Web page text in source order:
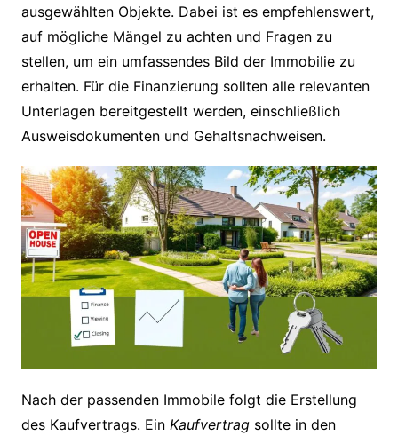
ausgewählten Objekte. Dabei ist es empfehlenswert,
auf mögliche Mängel zu achten und Fragen zu
stellen, um ein umfassendes Bild der Immobilie zu
erhalten. Für die Finanzierung sollten alle relevanten
Unterlagen bereitgestellt werden, einschließlich
Ausweisdokumenten und Gehaltsnachweisen.
Nach der passenden Immobile folgt die Erstellung
des Kaufvertrags. Ein Kaufvertragsollte in den